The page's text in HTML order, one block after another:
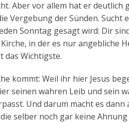
Aber vor allem hat er deutlich
Vergebung der Sünden. Sucht
Sonntag gesagt wird: Dir
in der es nur angebliche
das Wichtigste.
kommt: Weil ihr hier Jesus
seinen wahren Leib und sein
Und darum macht es dann
selber noch gar keine Ahnung